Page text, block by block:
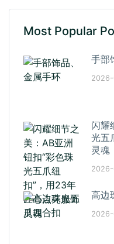
Most Popular
手部
闪耀
光五
灵魂
高边